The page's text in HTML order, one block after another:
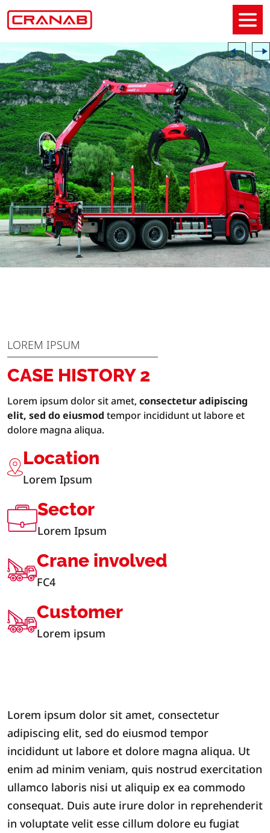
LOREM IPSUM
CASE HISTORY 2
Lorem ipsum dolor sit amet,consectetur adipiscing
elit, sed do eiusmod tempor incididunt ut labore et
dolore magna aliqua.
Location
Lorem Ipsum
Sector
Lorem Ipsum
Crane involved
FC4
Customer
Lorem ipsum
Lorem ipsum dolor sit amet, consectetur
adipiscing elit, sed do eiusmod tempor
incididunt ut labore et dolore magna aliqua. Ut
enim ad minim veniam, quis nostrud exercitation
ullamco laboris nisi ut aliquip ex ea commodo
consequat. Duis aute irure dolor in reprehenderit
in voluptate velit esse cillum dolore eu fugiat